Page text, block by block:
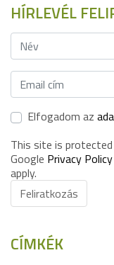
HÍRLEVÉL
Elfogadom az
This site is protected
Google Privacy Policy
apply.
Feliratkozás
CÍMKÉK